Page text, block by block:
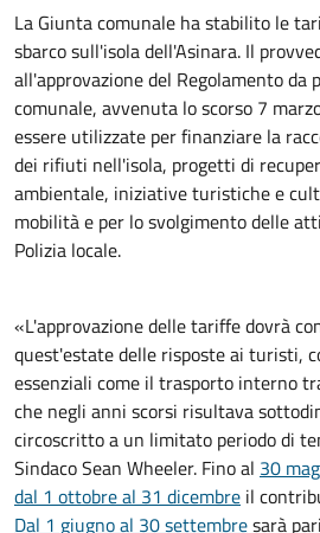
La Giunta comunale ha stabilito le
sbarco sull'isola dell'Asinara. Il
all'approvazione del Regolamento da
comunale, avvenuta lo scorso 7
essere utilizzate per finanziare la
dei rifiuti nell'isola, progetti di
ambientale, iniziative turistiche e
mobilità e per lo svolgimento delle
Polizia locale.
«L'approvazione delle tariffe dovrà
quest'estate delle risposte ai turisti,
essenziali come il trasporto interno
che negli anni scorsi risultava
circoscritto a un limitato periodo di
Sindaco Sean Wheeler. Fino al 30
dal 1 ottobre al 31 dicembre il
Dal 1 giugno al 30 settembresarà